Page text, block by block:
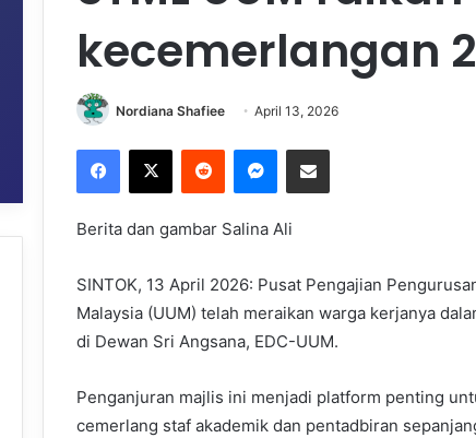
kecemerlangan
Nordiana Shafiee April 13, 2026
Berita dan gambar Salina Ali
SINTOK, 13 April 2026: Pusat Pengajian
Malaysia (UUM) telah meraikan warga kerjanya
di Dewan Sri Angsana, EDC-UUM.
Penganjuran majlis ini menjadi platform penting
cemerlang staf akademik dan pentadbiran